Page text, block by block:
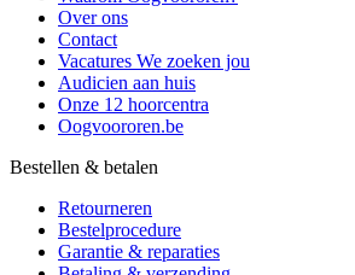
Over ons
Contact
Vacatures We zoeken jou
Audicien aan huis
Onze 12 hoorcentra
Oogvoororen.be
Bestellen & betalen
Retourneren
Bestelprocedure
Garantie & reparaties